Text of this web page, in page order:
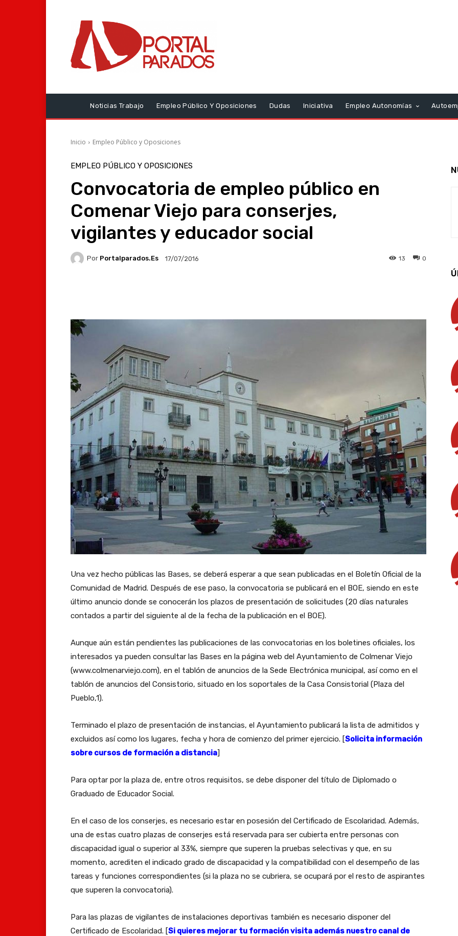
Noticias Trabajo Empleo Público Y Oposiciones Dudas Iniciativa Empleo Autonomías
Inicio Empleo Público y Oposiciones
EMPLEO PÚBLICO Y OPOSICIONES
Convocatoria de empleo público en
Comenar Viejo para conserjes,
vigilantes y educador social
Por Portalparados.es 17/07/2016 0
13
Una vez hecho públicas las Bases, se deberá esperar a que sean publicadas en el Boletín Oficial de la
Comunidad de Madrid. Después de ese paso, la convocatoria se publicará en el BOE, siendo en este
último anuncio donde se conocerán los plazos de presentación de solicitudes (20 días naturales
contados a partir del siguiente al de la fecha de la publicación en el BOE).
Aunque aún están pendientes las publicaciones de las convocatorias en los boletines oficiales, los
interesados ya pueden consultar las Bases en la página web del Ayuntamiento de Colmenar Viejo
(www.colmenarviejo.com), en el tablón de anuncios de la Sede Electrónica municipal, así como en el
tablón de anuncios del Consistorio, situado en los soportales de la Casa Consistorial (Plaza del
Pueblo,1).
Terminado el plazo de presentación de instancias, el Ayuntamiento publicará la lista de admitidos y
excluidos así como los lugares, fecha y hora de comienzo del primer ejercicio. [Solicita información
sobre cursos de formación a distancia]
Para optar por la plaza de, entre otros requisitos, se debe disponer del título de Diplomado o
Graduado de Educador Social.
En el caso de los conserjes, es necesario estar en posesión del Certificado de Escolaridad. Además,
una de estas cuatro plazas de conserjes está reservada para ser cubierta entre personas con
discapacidad igual o superior al 33%, siempre que superen la pruebas selectivas y que, en su
momento, acrediten el indicado grado de discapacidad y la compatibilidad con el desempeño de las
tareas y funciones correspondientes (si la plaza no se cubriera, se ocupará por el resto de aspirantes
que superen la convocatoria).
Para las plazas de vigilantes de instalaciones deportivas también es necesario disponer del
Certificado de Escolaridad. [Si quieres mejorar tu formación visita además nuestro canal de